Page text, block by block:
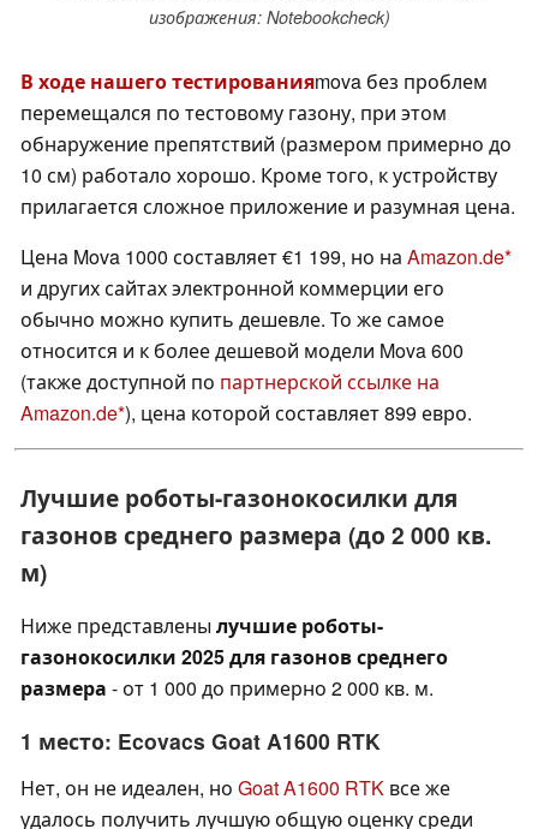
изображения: Notebookcheck)
В ходе нашего тестированияmova без проблем
перемещался по тестовому газону, при этом
обнаружение препятствий (размером примерно до
10 см) работало хорошо. Кроме того, к устройству
прилагается сложное приложение и разумная цена.
Цена Mova 1000 составляет €1 199, но на Amazon.de
и других сайтах электронной коммерции его
обычно можно купить дешевле. То же самое
относится и к более дешевой модели Mova 600
(также доступной по партнерской ссылке на
Amazon.de ), цена которой составляет 899 евро.
Лучшие роботы-газонокосилки для
газонов среднего размера (до 2 000 кв.
м)
Ниже представлены лучшие роботы-
газонокосилки 2025 для газонов среднего
размера - от 1 000 до примерно 2 000 кв. м.
1 место: Ecovacs Goat A1600 RTK
Нет, он не идеален, но Goat A1600 RTK все же
удалось получить лучшую общую оценку среди